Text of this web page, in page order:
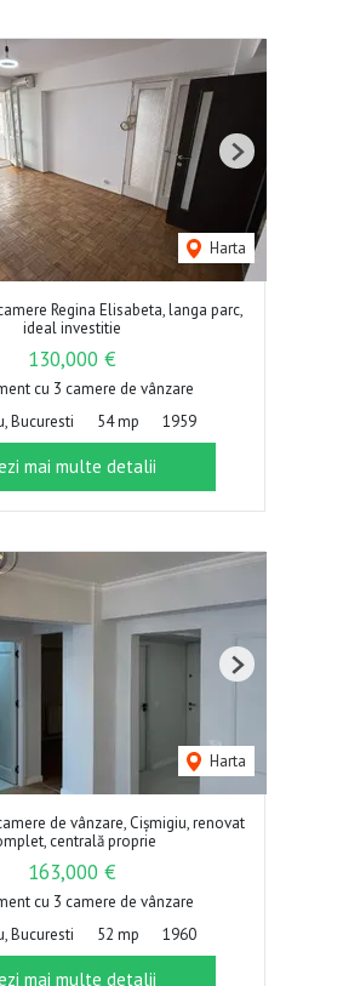
Harta
Next
Regina Elisabeta, langa parc,
ideal investitie
130,000 €
cu 3 camere de vânzare
Bucuresti
54 mp 1959
mai multe detalii
Harta
Next
de vânzare, Cișmigiu, renovat
centrală proprie
163,000 €
cu 3 camere de vânzare
Bucuresti
52 mp 1960
mai multe detalii